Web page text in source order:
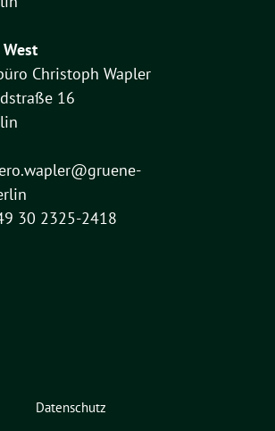
Christoph Wapler
16
30 2325-2418
Datenschutz